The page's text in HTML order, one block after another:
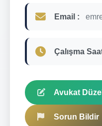
Email :
Çalışma
Avukat
Sorun Bildir